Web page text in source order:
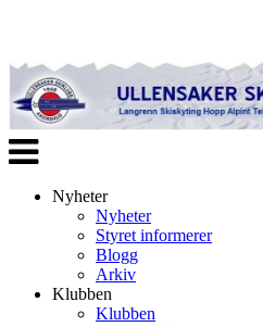
Veksle
navigasjon
Nyheter
Nyheter
Styret informerer
Blogg
Arkiv
Klubben
Klubben